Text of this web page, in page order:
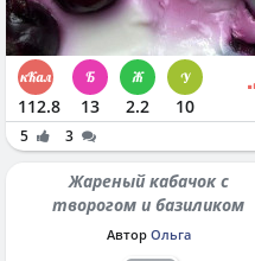
112.8 13 2.2 10
5 3
Жареный кабачок с
творогом и базиликом
Автор Ольга